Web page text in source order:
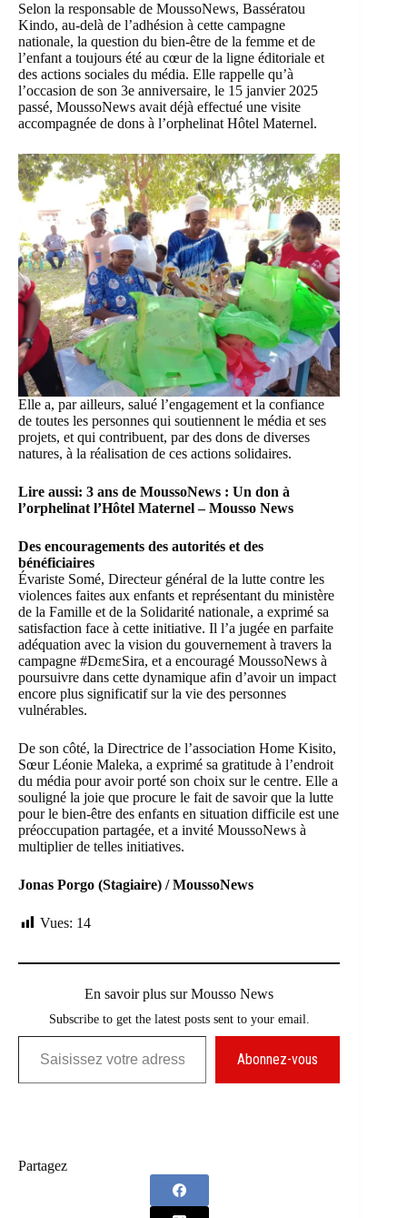
Selon la responsable de MoussoNews, Bassératou
Kindo, au-delà de l’adhésion à cette campagne
nationale, la question du bien-être de la femme et de
l’enfant a toujours été au cœur de la ligne éditoriale et
des actions sociales du média. Elle rappelle qu’à
l’occasion de son 3e anniversaire, le 15 janvier 2025
passé, MoussoNews avait déjà effectué une visite
accompagnée de dons à l’orphelinat Hôtel Maternel.
Elle a, par ailleurs, salué l’engagement et la confiance
de toutes les personnes qui soutiennent le média et ses
projets, et qui contribuent, par des dons de diverses
natures, à la réalisation de ces actions solidaires.
Lire aussi: 3 ans de MoussoNews : Un don à
l’orphelinat l’Hôtel Maternel – Mousso News
Des encouragements des autorités et des
bénéficiaires
Évariste Somé, Directeur général de la lutte contre les
violences faites aux enfants et représentant du ministère
de la Famille et de la Solidarité nationale, a exprimé sa
satisfaction face à cette initiative. Il l’a jugée en parfaite
adéquation avec la vision du gouvernement à travers la
campagne #DɛmɛSira, et a encouragé MoussoNews à
poursuivre dans cette dynamique afin d’avoir un impact
encore plus significatif sur la vie des personnes
vulnérables.
De son côté, la Directrice de l’association Home Kisito,
Sœur Léonie Maleka, a exprimé sa gratitude à l’endroit
du média pour avoir porté son choix sur le centre. Elle a
souligné la joie que procure le fait de savoir que la lutte
pour le bien-être des enfants en situation difficile est une
préoccupation partagée, et a invité MoussoNews à
multiplier de telles initiatives.
Jonas Porgo (Stagiaire) / MoussoNews
Vues: 14
En savoir plus sur Mousso News
Subscribe to get the latest posts sent to your email.
Saisissez votre adresse e-mail…
Abonnez-vous
Partagez